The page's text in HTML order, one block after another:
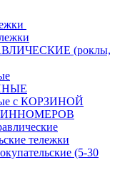
(роклы,
с КОРЗИНОЙ
тележки
(5-30